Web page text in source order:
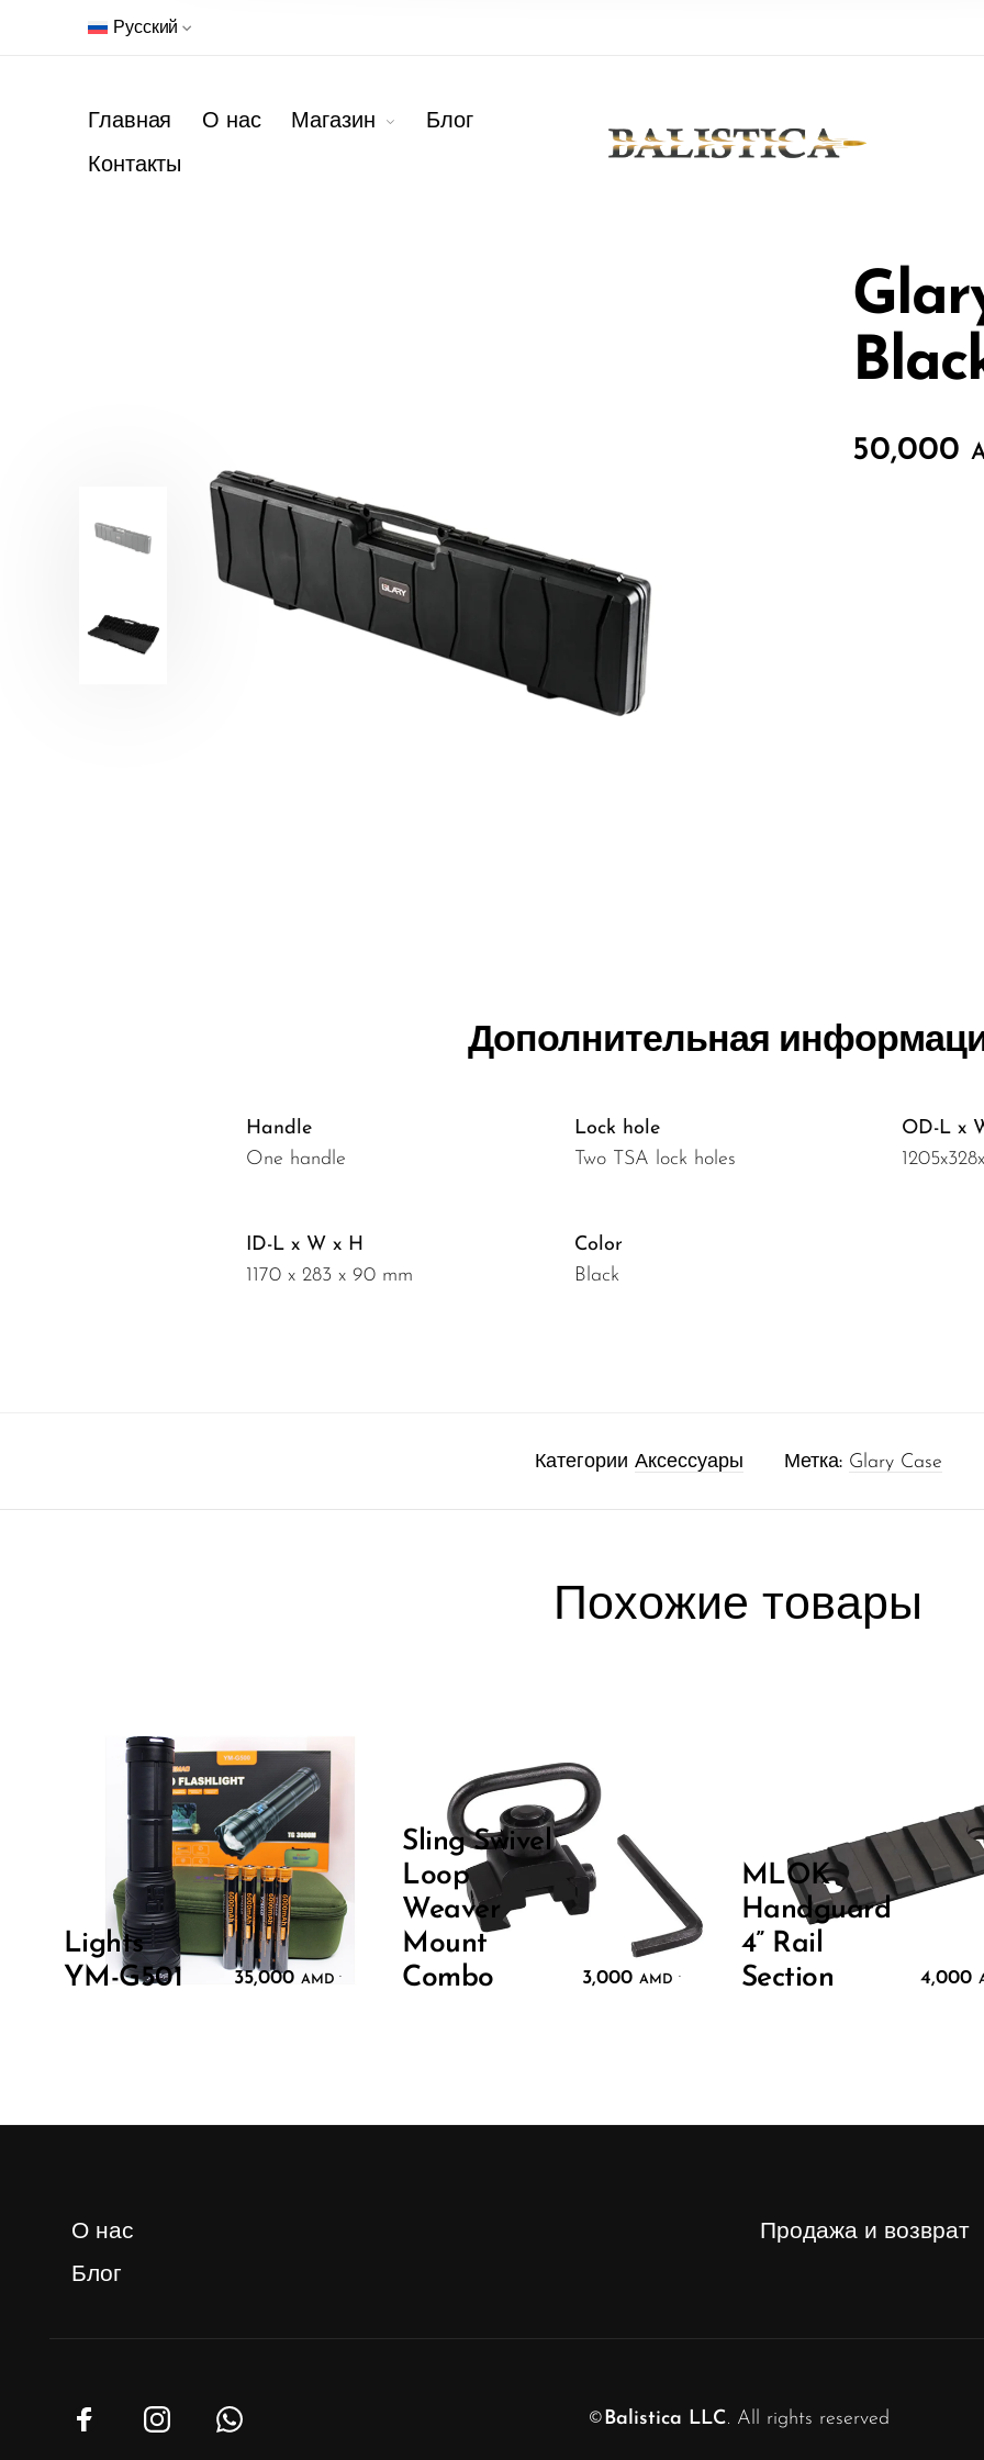
Русский
Главная О нас Магазин
Блог
Контакты
50,000
Дополнительная
Handle
One handle
Lock hole
Two TSA lock holes
OD-L x
ID-L x W x H
1170 x 283 x 90 mm
Color
Black
Категории Аксессуары Метка: Glary Case
Похожие товары
Lights
YM-G501
35,000 AMD .
Sling Swivel
Loop
Weaver
Mount
Combo
3,000AMD .
MLOK
Handguard
4” Rail
Section
4,000
О нас
Блог
Продажа и возврат
© Balistica LLC. All rights reserved